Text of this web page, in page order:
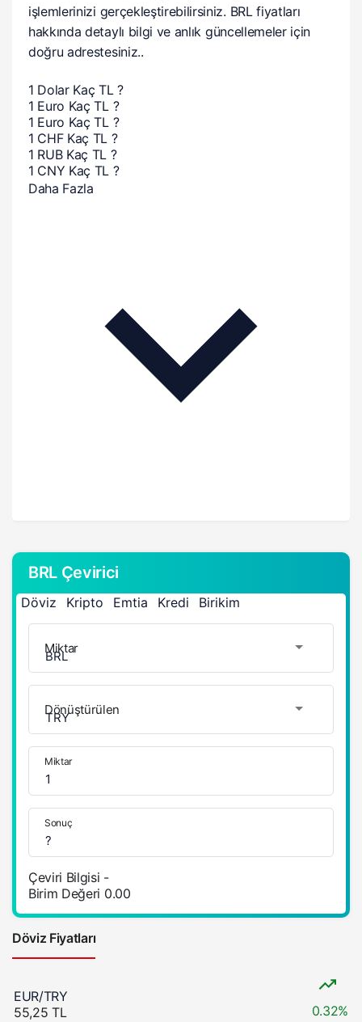
işlemlerinizi gerçekleştirebilirsiniz. BRL fiyatları
hakkında detaylı bilgi ve anlık güncellemeler için
doğru adrestesiniz..
1 Dolar Kaç TL ?
1 Euro Kaç TL ?
1 Euro Kaç TL ?
1 CHF Kaç TL ?
1 RUB Kaç TL ?
1 CNY Kaç TL ?
Daha Fazla
BRL Çevirici
Döviz Kripto Emtia Kredi Birikim
Miktar
Dönüştürülen
Miktar
Sonuç
Çeviri Bilgisi -
Birim Değeri 0.00
Döviz Fiyatları
EUR/TRY
55,25 TL
0.32%